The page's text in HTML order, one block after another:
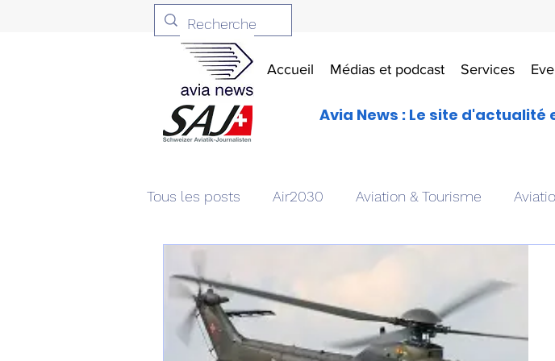
Accueil Médias et podcast Services
Avia News : Le site
Tous les posts Air2030 Aviation & Tourisme
Patrimoine aéronautique Avionique & pilotage